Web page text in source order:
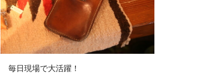
毎日現場で大活躍！